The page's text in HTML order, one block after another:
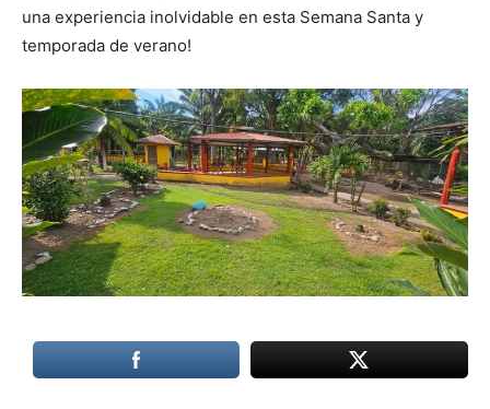
una experiencia inolvidable en esta Semana Santa y
temporada de verano!